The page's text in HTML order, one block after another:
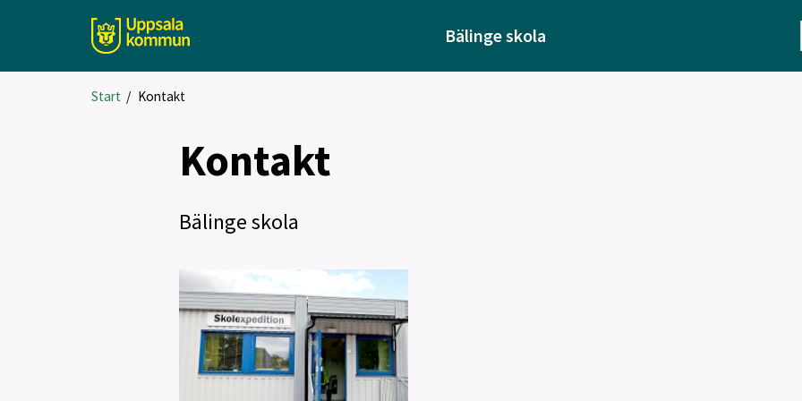
Bälinge skola
Start / Kontakt
Kontakt
Bälinge skola